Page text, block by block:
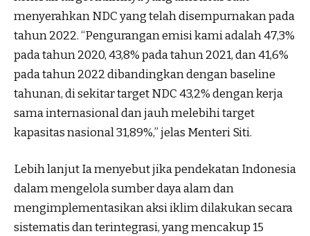
menyerahkan NDC yang telah disempurnakan pada
tahun 2022. “Pengurangan emisi kami adalah 47,3%
pada tahun 2020, 43,8% pada tahun 2021, dan 41,6%
pada tahun 2022 dibandingkan dengan baseline
tahunan, di sekitar target NDC 43,2% dengan kerja
sama internasional dan jauh melebihi target
kapasitas nasional 31,89%,” jelas Menteri Siti.
Lebih lanjut Ia menyebut jika pendekatan Indonesia
dalam mengelola sumber daya alam dan
mengimplementasikan aksi iklim dilakukan secara
sistematis dan terintegrasi, yang mencakup 15